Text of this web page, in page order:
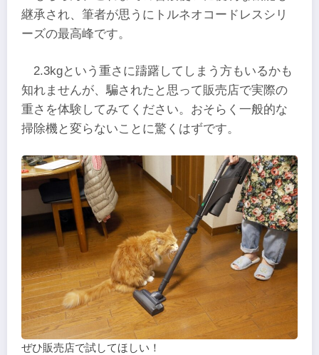
継承され、筆者が思うにトルネオコードレスシリ
ーズの最高峰です。
2.3kgという重さに躊躇してしまう方もいるかも
知れませんが、騙されたと思って販売店で実際の
重さを体験してみてください。おそらく一般的な
掃除機と変らないことに驚くはずです。
ぜひ販売店で試してほしい！